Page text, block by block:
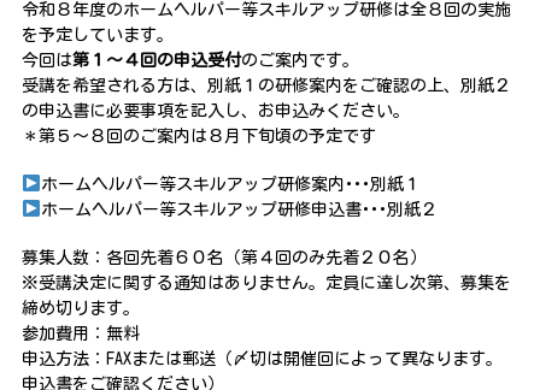
令和８年度のホームヘルパー等スキルアップ研修は全８回の実施
を予定しています。
今回は第１～４回の申込受付のご案内です。
受講を希望される方は、別紙１の研修案内をご確認の上、別紙２
の申込書に必要事項を記入し、お申込みください。
＊第５～８回のご案内は８月下旬頃の予定です
ホームヘルパー等スキルアップ研修案内･･･別紙１
ホームヘルパー等スキルアップ研修申込書･･･別紙２
募集人数：各回先着６０名（第４回のみ先着２０名）
※受講決定に関する通知はありません。定員に達し次第、募集を
締め切ります。
参加費用：無料
申込方法：FAXまたは郵送（〆切は開催回によって異なります。
申込書をご確認ください）